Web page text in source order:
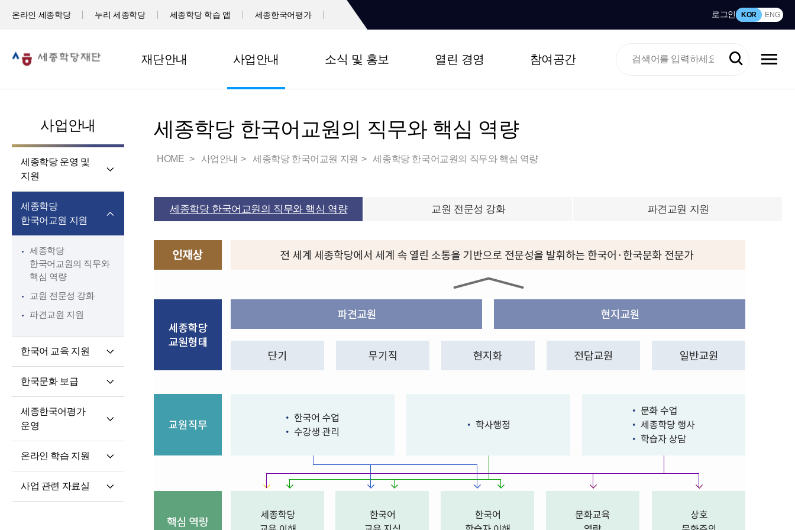
온라인 세종학당 누리 세종학당 세종학당 학습 앱 세종한국어평가 로그인 KOR ENG
재단안내 사업안내 소식 및 홍보 열린 경영 참여공간
사업안내
세종학당 운영 및
지원
세종학당 신규 지정
세종학당 운영 지원
세종학당
한국어교원 지원
세종학당
한국어교원의 직무와
핵심 역량
교원 전문성 강화
파견교원 지원
한국어 교육 지원
한국문화 보급
말하기 쓰기 대회
세종학당 문화인턴
세종한국어평가
운영
온라인 학습 지원
사업 관련 자료실
세종학당 한국어교원의 직무와 핵심 역량
HOME 사업안내 세종학당 한국어교원 지원 세종학당 한국어교원의 직무와 핵심 역량
세종학당 한국어교원의 직무와 핵심 역량 교원 전문성 강화 파견교원 지원